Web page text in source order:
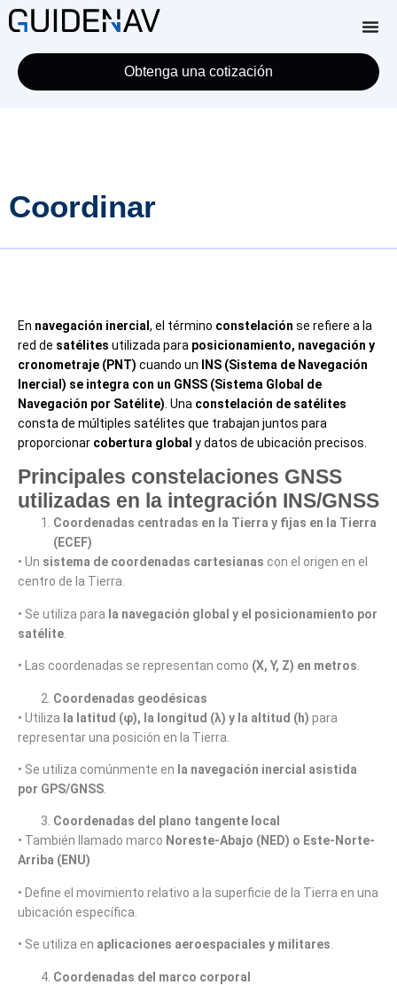
Obtenga una cotización
Coordinar
En navegación inercial , el término constelación se refiere a la
red de satélites utilizada para posicionamiento, navegación y
cronometraje (PNT) cuando un
INS (Sistema de Navegación
Inercial) se integra con un GNSS (Sistema Global de
Navegación por Satélite) . Una constelación de satélites
consta de múltiples satélites que trabajan juntos para
proporcionar cobertura global y datos de ubicación precisos.
Principales constelaciones GNSS
utilizadas en la integración INS/GNSS
Coordenadas centradas en la Tierra y fijas en la Tierra
(ECEF)
• Un sistema de coordenadas cartesianas con el origen en el
centro de la Tierra.
• Se utiliza para la navegación global y el posicionamiento por
satélite
• Las coordenadas se representan como (X, Y, Z) en metros
Coordenadas geodésicas
• Utiliza la latitud (φ), la longitud (λ) y la altitud (h) para
representar una posición en la Tierra.
• Se utiliza comúnmente en la navegación inercial asistida
por GPS/GNSS
Coordenadas del plano tangente local
• También llamado marco Noreste-Abajo (NED) o Este-Norte-
Arriba (ENU)
• Define el movimiento relativo a la superficie de la Tierra en una
ubicación específica.
• Se utiliza en aplicaciones aeroespaciales y militares
Coordenadas del marco corporal